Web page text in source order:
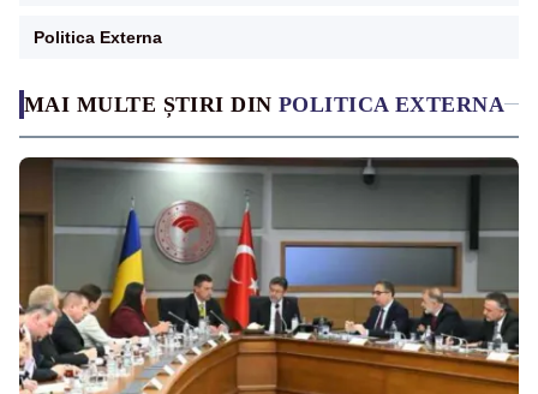
MAI MULTE ȘTIRI DIN POLITICA EXTERNA
Politica Externa